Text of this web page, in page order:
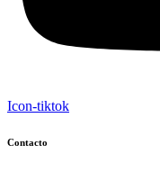
Icon-tiktok
Contacto